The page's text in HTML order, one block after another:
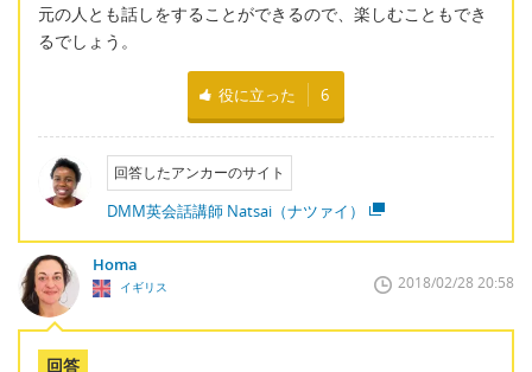
元の人とも話しをすることができるので、楽しむこともでき
るでしょう。
役に立った 6
回答したアンカーのサイト
DMM英会話講師 Natsai（ナツァイ）
Homa
イギリス 2018/02/28 20:58
回答